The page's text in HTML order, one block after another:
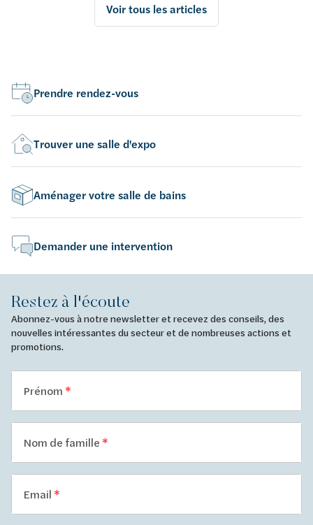
Voir tous les articles
Prendre rendez-vous
Trouver une salle d'expo
Aménager votre salle de bains
Demander une intervention
Restez à l'écoute
Abonnez-vous à notre newsletter et recevez des conseils, des
nouvelles intéressantes du secteur et de nombreuses actions et
promotions.
Prénom
Nom de famille
Email